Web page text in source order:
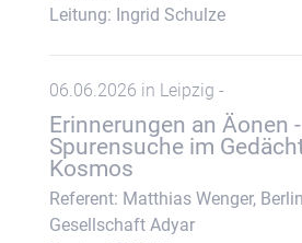
Leitung: Ingrid Schulze
06.06.2026 in Leipzig -
Erinnerungen an Äonen
Spurensuche im
Kosmos
Referent: Matthias Wenger,
Gesellschaft Adyar